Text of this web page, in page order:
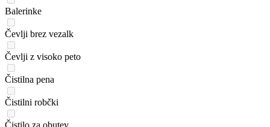
Balerinke
Čevlji brez vezalk
Čevlji z visoko peto
Čistilna pena
Čistilni robčki
Čistilo za obutev